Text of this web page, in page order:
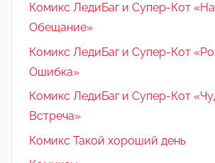
Комикс ЛедиБаг и Супер-Кот
Обещание»
Комикс ЛедиБаг и Супер-Кот
Ошибка»
Комикс ЛедиБаг и Супер-Кот
Встреча»
Комикс Такой хороший день